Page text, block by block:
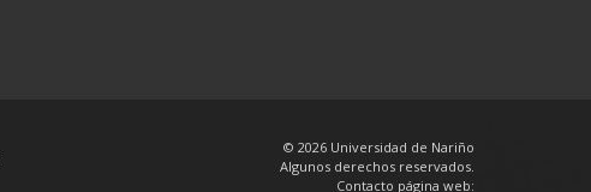
© 2026 Universidad de Nariño
Algunos derechos reservados.
Contacto página web: